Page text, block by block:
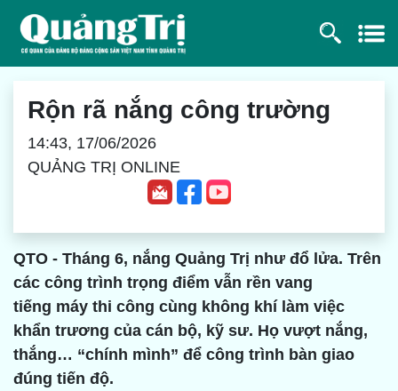
Rộn rã nắng công trường
14:43, 17/06/2026
QUẢNG TRỊ ONLINE
QTO - Tháng 6, nắng Quảng Trị như đổ lửa. Trên
các công trình trọng điểm vẫn rền vang
tiếng máy thi công cùng không khí làm việc
khẩn trương của cán bộ, kỹ sư. Họ vượt nắng,
thắng… “chính mình” để công trình bàn giao
đúng tiến độ.